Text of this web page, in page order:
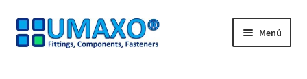
Ir
a
Ir
al
Menú